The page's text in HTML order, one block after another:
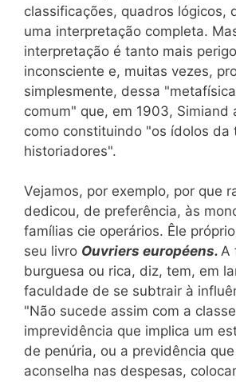
classificações, quadros lógicos,
uma interpretação completa.
interpretação é tanto mais
inconsciente e, muitas vezes,
simplesmente, dessa
comum" que, em 1903, Simiand
como constituindo "os ídolos da
historiadores".
Vejamos, por exemplo, por que
dedicou, de preferência, às
famílias cie operários. Êle
seu livro Ouvriers européens. A
burguesa ou rica, diz, tem, em
faculdade de se subtrair à
"Não sucede assim com a
imprevidência que implica um
de penúria, ou a previdência
aconselha nas despesas,